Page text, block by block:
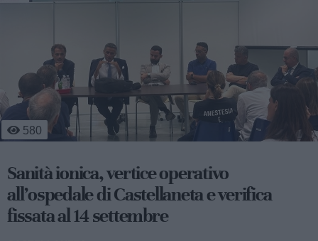
3 433
Lieto fine per "Piero": tartaruga salvata dai
bagnini di Castellaneta Marina
CASTELLANETA